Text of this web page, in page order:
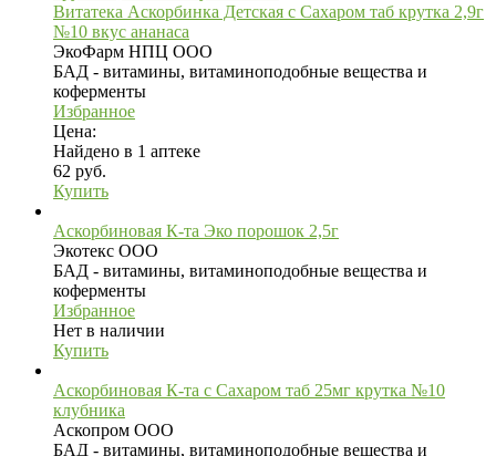
Витатека Аскорбинка Детская с Сахаром таб крутка 2,9г
№10 вкус ананаса
ЭкоФарм НПЦ ООО
БАД - витамины, витаминоподобные вещества и
коферменты
Избранное
Цена:
Найдено в 1 аптеке
62 руб.
Купить
Аскорбиновая К-та Эко порошок 2,5г
Экотекс ООО
БАД - витамины, витаминоподобные вещества и
коферменты
Избранное
Нет в наличии
Купить
Аскорбиновая К-та с Сахаром таб 25мг крутка №10
клубника
Аскопром ООО
БАД - витамины, витаминоподобные вещества и